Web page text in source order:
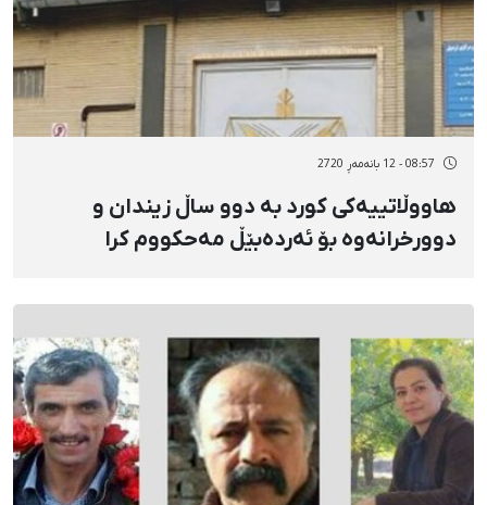
08:57 - 12 بانەمەڕ 2720
هاووڵاتییەکی کورد بە دوو ساڵ زیندان و
دوورخرانەوە بۆ ئەردەبێڵ مەحکووم کرا